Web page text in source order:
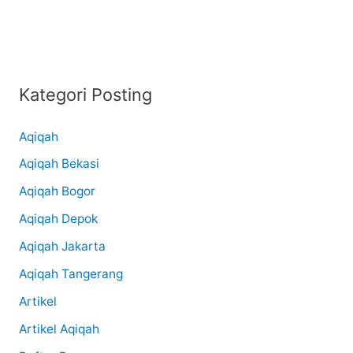
Kategori Posting
Aqiqah
Aqiqah Bekasi
Aqiqah Bogor
Aqiqah Depok
Aqiqah Jakarta
Aqiqah Tangerang
Artikel
Artikel Aqiqah